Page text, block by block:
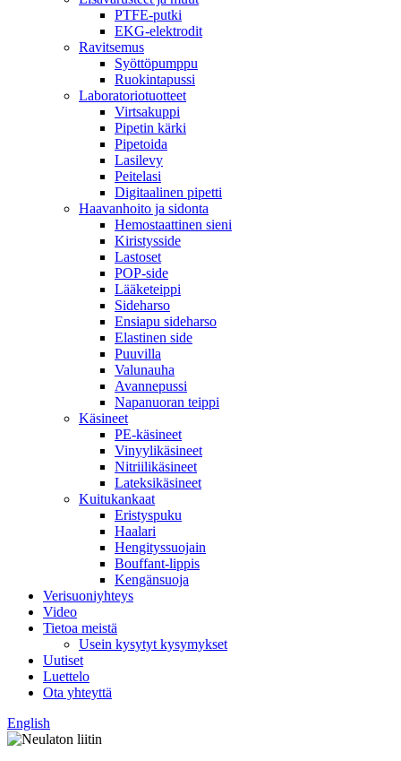
PTFE-putki
EKG-elektrodit
Ravitsemus
Syöttöpumppu
Ruokintapussi
Laboratoriotuotteet
Virtsakuppi
Pipetin kärki
Pipetoida
Lasilevy
Peitelasi
Digitaalinen pipetti
Haavanhoito ja sidonta
Hemostaattinen sieni
Kiristysside
Lastoset
POP-side
Lääketeippi
Sideharso
Ensiapu sideharso
Elastinen side
Puuvilla
Valunauha
Avannepussi
Napanuoran teippi
Käsineet
PE-käsineet
Vinyylikäsineet
Nitriilikäsineet
Lateksikäsineet
Kuitukankaat
Eristyspuku
Haalari
Hengityssuojain
Bouffant-lippis
Kengänsuoja
Verisuoniyhteys
Video
Tietoa meistä
Usein kysytyt kysymykset
Uutiset
Luettelo
Ota yhteyttä
English